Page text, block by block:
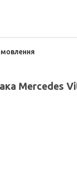
Mercedes